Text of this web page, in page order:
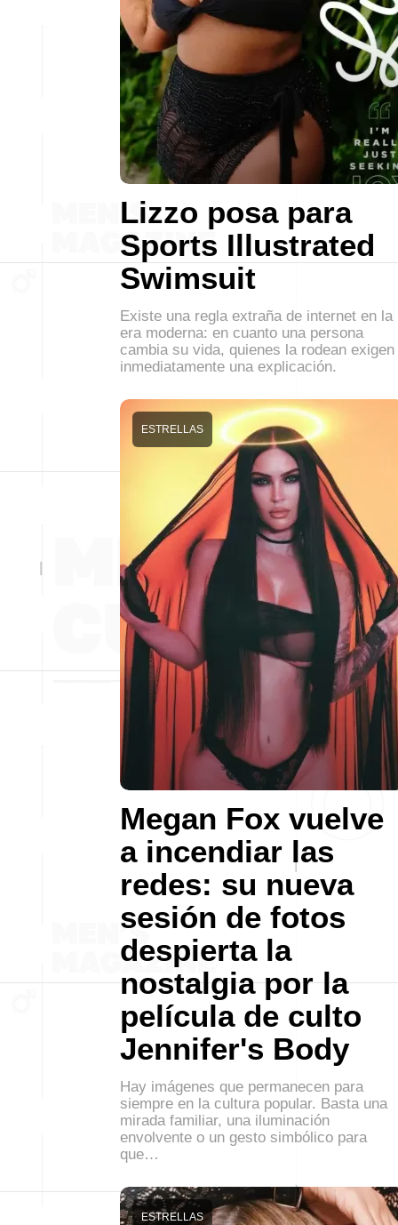
Lizzo posa para
Sports Illustrated
Swimsuit
Existe una regla extraña de internet en la
era moderna: en cuanto una persona
cambia su vida, quienes la rodean exigen
inmediatamente una explicación.
Megan Fox vuelve
a incendiar las
redes: su nueva
sesión de fotos
despierta la
nostalgia por la
película de culto
Jennifer's Body
ESTRELLAS
Hay imágenes que permanecen para
siempre en la cultura popular. Basta una
mirada familiar, una iluminación
envolvente o un gesto simbólico para
que…
ESTRELLAS